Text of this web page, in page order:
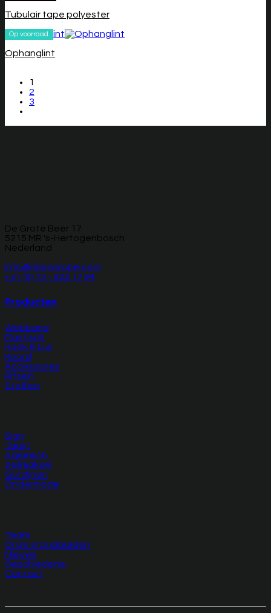
Tubulair tape polyester
Op voorraad
Ophanglint
1
2
3
De Grote Beer 17
5215 MR 's-Hertogenbosch
Nederland
info@ribbonrope.com
+31 (0) 73 - 622 17 94
Producten
Webband
Elastisch
Haak & Lus
Koord
Accessoires
Ritsen
Stoffen
Sign
Tapijt
Agrarisch
Zeilmakerij
Gordijnen
Ondermode
Team
Onze standaarden
Nieuws
Geschiedenis
Contact